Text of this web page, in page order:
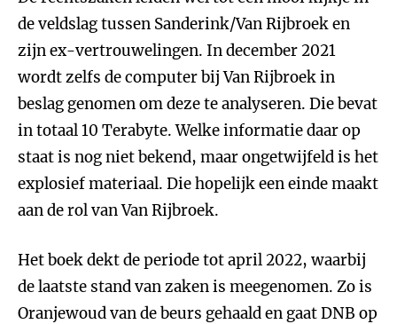
de veldslag tussen Sanderink/Van Rijbroek en
zijn ex-vertrouwelingen. In december 2021
wordt zelfs de computer bij Van Rijbroek in
beslag genomen om deze te analyseren. Die bevat
in totaal 10 Terabyte. Welke informatie daar op
staat is nog niet bekend, maar ongetwijfeld is het
explosief materiaal. Die hopelijk een einde maakt
aan de rol van Van Rijbroek.
Het boek dekt de periode tot april 2022, waarbij
de laatste stand van zaken is meegenomen. Zo is
Oranjewoud van de beurs gehaald en gaat DNB op